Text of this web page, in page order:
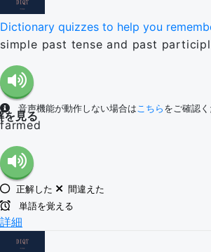
Dictionary quizzes to help you
simple past tense and past
音声機能が動作しない場合は こちら をご確認
を見る
farmed
正解した
間違えた
単語を覚える
詳細